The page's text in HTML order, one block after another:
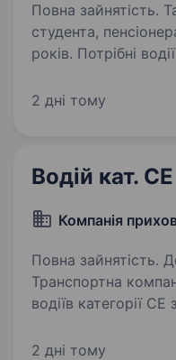
Повна зайнятість.
студента,
років. Потрібні водії для доставок
Вимоги: права водія кат.В стаж водіння від 2
2 дні тому
Водій кат. СЕ
Компанія
Повна зайнятість.
Транспортна
водіїв категорії
ВИМОГИ: Досвід роботи за категорією CE від
2 дні тому